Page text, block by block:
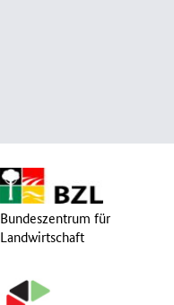
Bundeszentrum für
Landwirtschaft